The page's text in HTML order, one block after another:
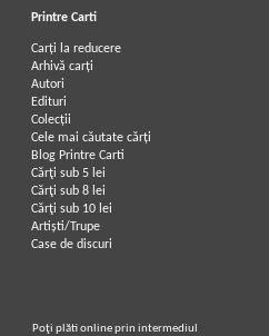
Printre Carti
Carți la reducere
Arhivă carți
Autori
Edituri
Colecții
Cele mai căutate cărți
Blog Printre Carti
Cărţi sub 5 lei
Cărţi sub 8 lei
Cărţi sub 10 lei
Artiști/Trupe
Case de discuri
Poţi plăti online prin intermediul